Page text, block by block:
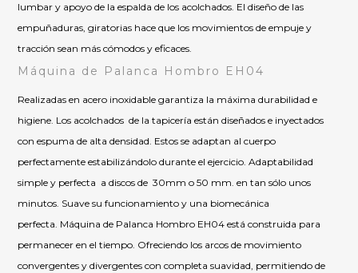
lumbar y apoyo de la espalda de los acolchados. El diseño de las
empuñaduras, giratorias hace que los movimientos de empuje y
tracción sean más cómodos y eficaces.
Máquina de Palanca Hombro EH04
Realizadas en acero inoxidable garantiza la máxima durabilidad e
higiene. Los acolchados de la tapicería están diseñados e inyectados
con espuma de alta densidad. Estos se adaptan al cuerpo
perfectamente estabilizándolo durante el ejercicio. Adaptabilidad
simple y perfecta a discos de 30mm o 50 mm. en tan sólo unos
minutos. Suave su funcionamiento y una biomecánica
perfecta. Máquina de Palanca Hombro EH04 está construida para
permanecer en el tiempo. Ofreciendo los arcos de movimiento
convergentes y divergentes con completa suavidad, permitiendo de